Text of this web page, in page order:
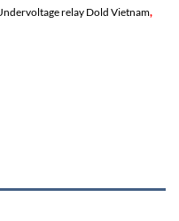
relay Dold Vietnam,